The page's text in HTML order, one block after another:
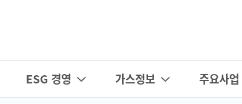
ESG 경영 가스정보 주요사업